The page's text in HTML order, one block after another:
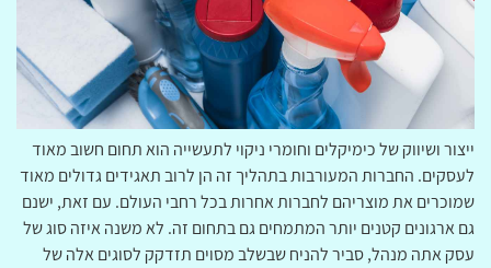
ייצור ושיווק של כימיקלים וחומרי ניקוי לתעשייה הוא תחום חשוב מאוד
לעסקים. החברות המעורבות בתהליך זה הן לרוב תאגידים גדולים מאוד
שמוכרים את מוצריהם לחברות אחרות בכל רחבי העולם. עם זאת, ישנם
גם ארגונים קטנים יותר המתמחים גם בתחום זה. לא משנה איזה סוג של
עסק אתה מנהל, סביר להניח שבשלב מסוים תזדקק לסוגים אלה של